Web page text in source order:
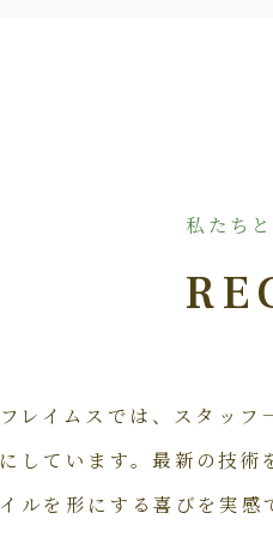
私たち
フレイムスでは、スタッ
にしています。最新の技術
イルを形にする喜びを実感